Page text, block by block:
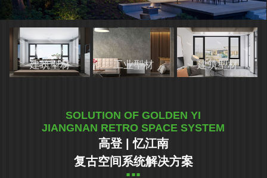
建筑型材 工业型材 建筑型材
SOLUTION OF GOLDEN YI
JIANGNAN RETRO SPACE SYSTEM
高登 | 忆江南
复古空间系统解决方案